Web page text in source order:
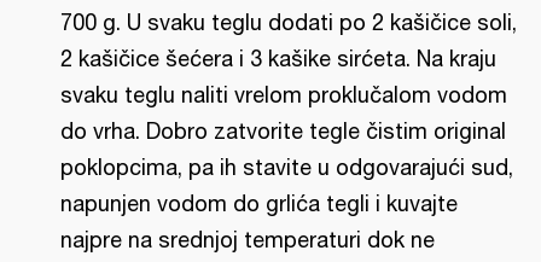
700 g. U svaku teglu dodati po 2 kašičice soli,
2 kašičice šećera i 3 kašike sirćeta. Na kraju
svaku teglu naliti vrelom proklučalom vodom
do vrha. Dobro zatvorite tegle čistim original
poklopcima, pa ih stavite u odgovarajući sud,
napunjen vodom do grlića tegli i kuvajte
najpre na srednjoj temperaturi dok ne